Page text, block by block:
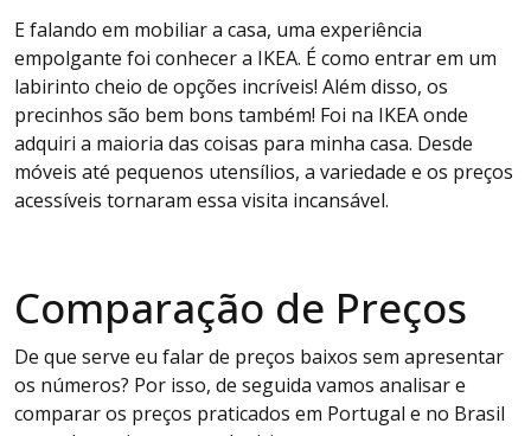
E falando em mobiliar a casa, uma experiência
empolgante foi conhecer a IKEA. É como entrar em um
labirinto cheio de opções incríveis! Além disso, os
precinhos são bem bons também! Foi na IKEA onde
adquiri a maioria das coisas para minha casa. Desde
móveis até pequenos utensílios, a variedade e os preços
acessíveis tornaram essa visita incansável.
Comparação de Preços
De que serve eu falar de preços baixos sem apresentar
os números? Por isso, de seguida vamos analisar e
comparar os preços praticados em Portugal e no Brasil